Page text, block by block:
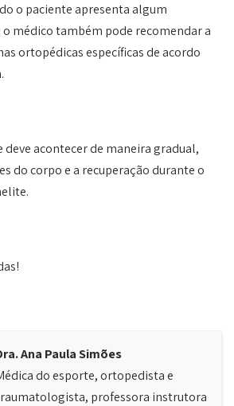
o paciente apresenta algum
médico também pode recomendar a
ortopédicas específicas de acordo
acontecer de maneira gradual,
do corpo e a recuperação durante o
Ana Paula Simões
do esporte, ortopedista e
professora instrutora